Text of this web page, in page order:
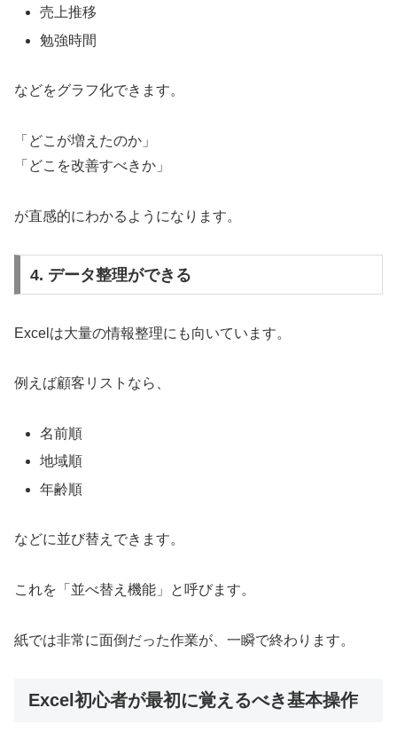
売上推移
勉強時間
などをグラフ化できます。
「どこが増えたのか」
「どこを改善すべきか」
が直感的にわかるようになります。
4. データ整理ができる
Excelは大量の情報整理にも向いています。
例えば顧客リストなら、
名前順
地域順
年齢順
などに並び替えできます。
これを「並べ替え機能」と呼びます。
紙では非常に面倒だった作業が、一瞬で終わります。
Excel初心者が最初に覚えるべき基本操作